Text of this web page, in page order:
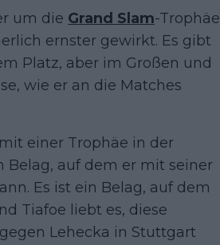
um die Grand Slam-Trophäe
ernster gewirkt. Es gibt
Platz, aber im Großen und
wie er an die Matches
einer Trophäe in der
Belag, auf dem er mit seiner
Es ist ein Belag, auf dem
Tiafoe liebt es, diese
Lehecka in Stuttgart